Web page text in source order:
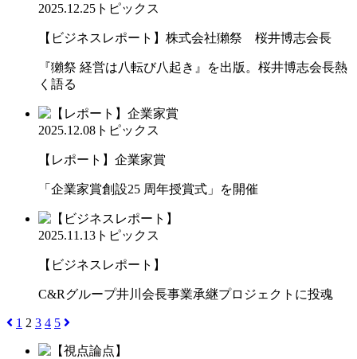
2025.12.25 トピックス
【ビジネスレポート】株式会社獺祭 桜井博志会長
『獺祭 経営は八転び八起き』を出版。桜井博志会長熱
く語る
2025.12.08 トピックス
【レポート】企業家賞
「企業家賞創設25 周年授賞式」を開催
2025.11.13 トピックス
【ビジネスレポート】
C&Rグループ井川会長事業承継プロジェクトに投魂
1 2 3 4 5